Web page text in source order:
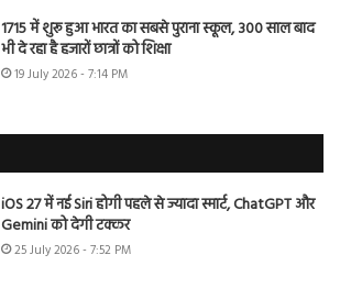
1715 में शुरू हुआ भारत का सबसे पुराना स्कूल, 300 साल बाद
भी दे रहा है हजारों छात्रों को शिक्षा
19 July 2026 - 7:14 PM
iOS 27 में नई Siri होगी पहले से ज्यादा स्मार्ट, ChatGPT और
Gemini को देगी टक्कर
25 July 2026 - 7:52 PM